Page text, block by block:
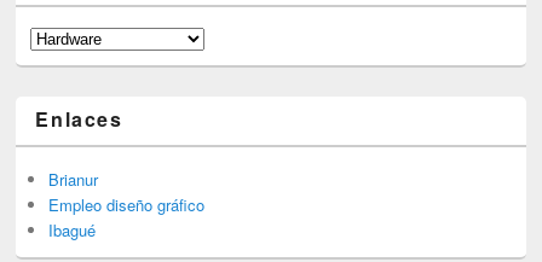
Categorías
Enlaces
Brianur
Empleo diseño gráfico
Ibagué